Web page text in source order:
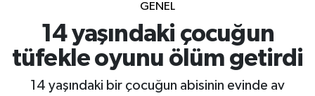
GENEL
14 yaşındaki çocuğun
tüfekle oyunu ölüm getirdi
14 yaşındaki bir çocuğun abisinin evinde av